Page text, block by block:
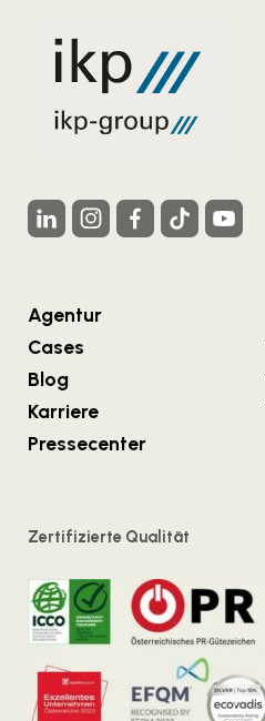
Agentur
Cases
Blog
Karriere
Pressecenter
Zertifizierte Qualität